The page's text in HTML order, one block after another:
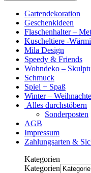
Gartendekoration
Geschenkideen
Flaschenhalter –
Kuscheltiere -
Mila Design
Speedy & Friends
Wohndeko –
Schmuck
Spiel + Spaß
Winter –
Alles durchstöbern
Sonderposten
AGB
Impressum
Zahlungsarten &
Kategorien
Kategorien